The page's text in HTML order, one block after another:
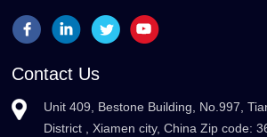
Contact Us
Unit 409, Bestone Building, No.997,
District , Xiamen city, China Zip code: